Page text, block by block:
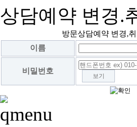
상담예약 변경.
방문상담예약 변경,
이름
비밀번호
보기